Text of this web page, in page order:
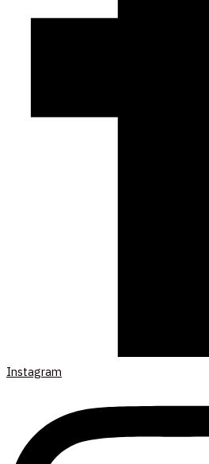
Instagram